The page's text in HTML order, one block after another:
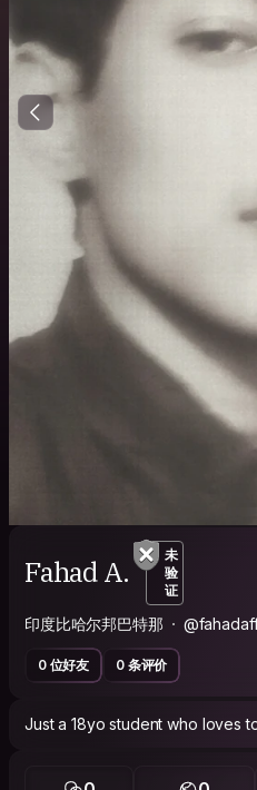
Fahad A.
未
验
证
印度比哈尔邦巴特那
0 位好友 0 条评价
Just a 18yo student who loves